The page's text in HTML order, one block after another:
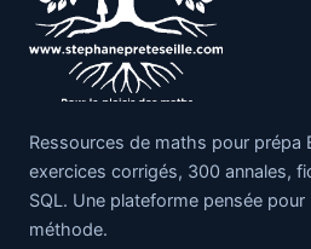
Ressources de maths pour prépa
exercices corrigés, 300 annales,
SQL. Une plateforme pensée
méthode.